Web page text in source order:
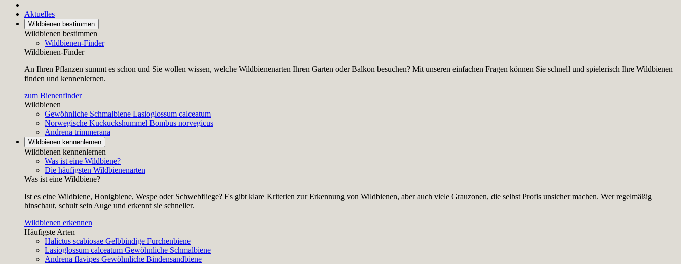
Aktuelles
Wildbienen bestimmen
Wildbienen bestimmen
Wildbienen-Finder
Wildbienen-Finder
An Ihren Pflanzen summt es schon und Sie wollen wissen, welche Wildbienenarten Ihren Garten oder Balkon besuchen? Mit unseren einfachen Fragen können Sie schnell und spielerisch Ihre Wildbienen
finden und kennenlernen.
zum Bienenfinder
Wildbienen
Gewöhnliche Schmalbiene Lasioglossum calceatum
Norwegische Kuckuckshummel Bombus norvegicus
Andrena trimmerana
Wildbienen kennenlernen
Wildbienen kennenlernen
Was ist eine Wildbiene?
Die häufigsten Wildbienenarten
Was ist eine Wildbiene?
Ist es eine Wildbiene, Honigbiene, Wespe oder Schwebfliege? Es gibt klare Kriterien zur Erkennung von Wildbienen, aber auch viele Grauzonen, die selbst Profis unsicher machen. Wer regelmäßig
hinschaut, schult sein Auge und erkennt sie schneller.
Wildbienen erkennen
Häufigste Arten
Halictus scabiosae Gelbbindige Furchenbiene
Lasioglossum calceatum Gewöhnliche Schmalbiene
Andrena flavipes Gewöhnliche Bindensandbiene